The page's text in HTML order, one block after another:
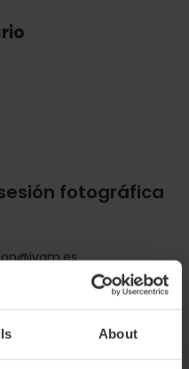
About
fotográfica
.